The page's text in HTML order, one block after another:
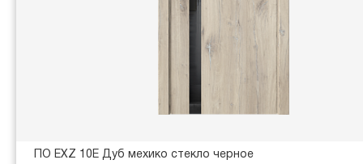
ПО EXZ 10E Дуб мехико стекло черное